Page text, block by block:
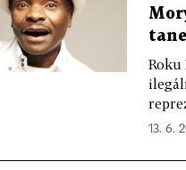
Roku
13. 6.